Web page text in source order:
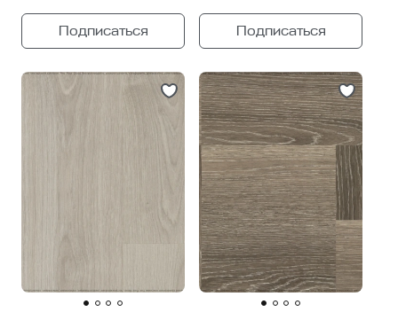
Подписаться Подписаться